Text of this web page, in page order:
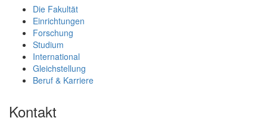
Die Fakultät
Einrichtungen
Forschung
Studium
International
Gleichstellung
Beruf & Karriere
Kontakt